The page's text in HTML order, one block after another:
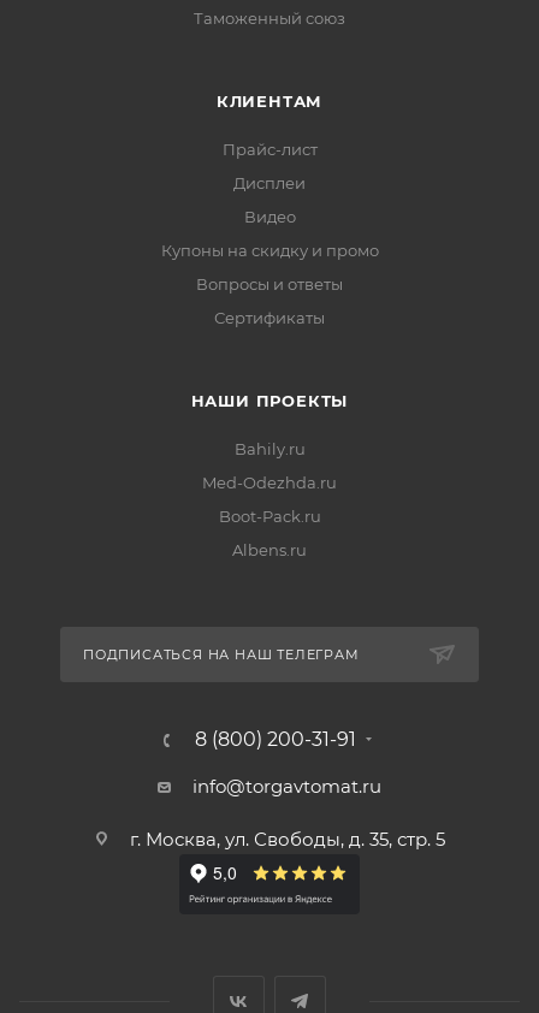
Таможенный союз
КЛИЕНТАМ
Прайс-лист
Дисплеи
Видео
Купоны на скидку и промо
Вопросы и ответы
Сертификаты
НАШИ ПРОЕКТЫ
Bahily.ru
Med-Odezhda.ru
Boot-Pack.ru
Albens.ru
ПОДПИСАТЬСЯ НА НАШ ТЕЛЕГРАМ
8 (800) 200-31-91
info@torgavtomat.ru
г. Москва, ул. Свободы, д. 35, стр. 5